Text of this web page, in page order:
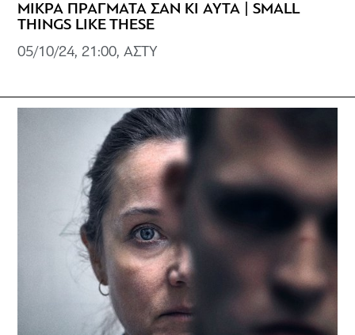
ΜΙΚΡΑ ΠΡΑΓΜΑΤΑ ΣΑΝ ΚΙ ΑΥΤΑ | SMALL
THINGS LIKE THESE
05/10/24, 21:00, ΑΣΤΥ